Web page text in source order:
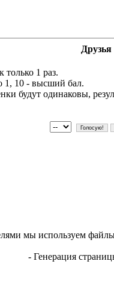
Друзья
только 1 раз.
1, 10 - высший бал.
будут одинаковы,
мы используем
- Генерация